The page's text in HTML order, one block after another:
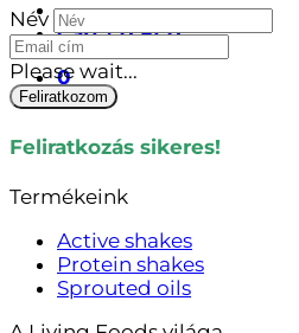
Cart /0Ft 0
0
Név
Please wait...
Feliratkozom
Feliratkozás sikeres!
Termékeink
Active shakes
Protein shakes
Sprouted oils